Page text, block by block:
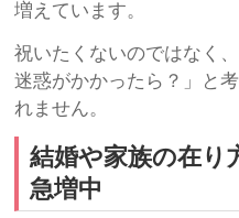
増えています。
祝いたくないのではなく
迷惑がかかったら？」と
れません。
結婚や家族の在り
急増中